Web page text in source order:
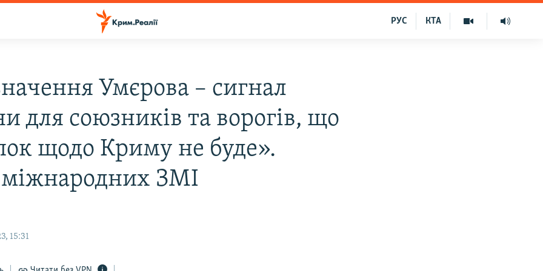
КТА
РУС
Умєрова – сигнал
для союзників та ворогів, що
щодо Криму не буде».
ЗМІ
15:31